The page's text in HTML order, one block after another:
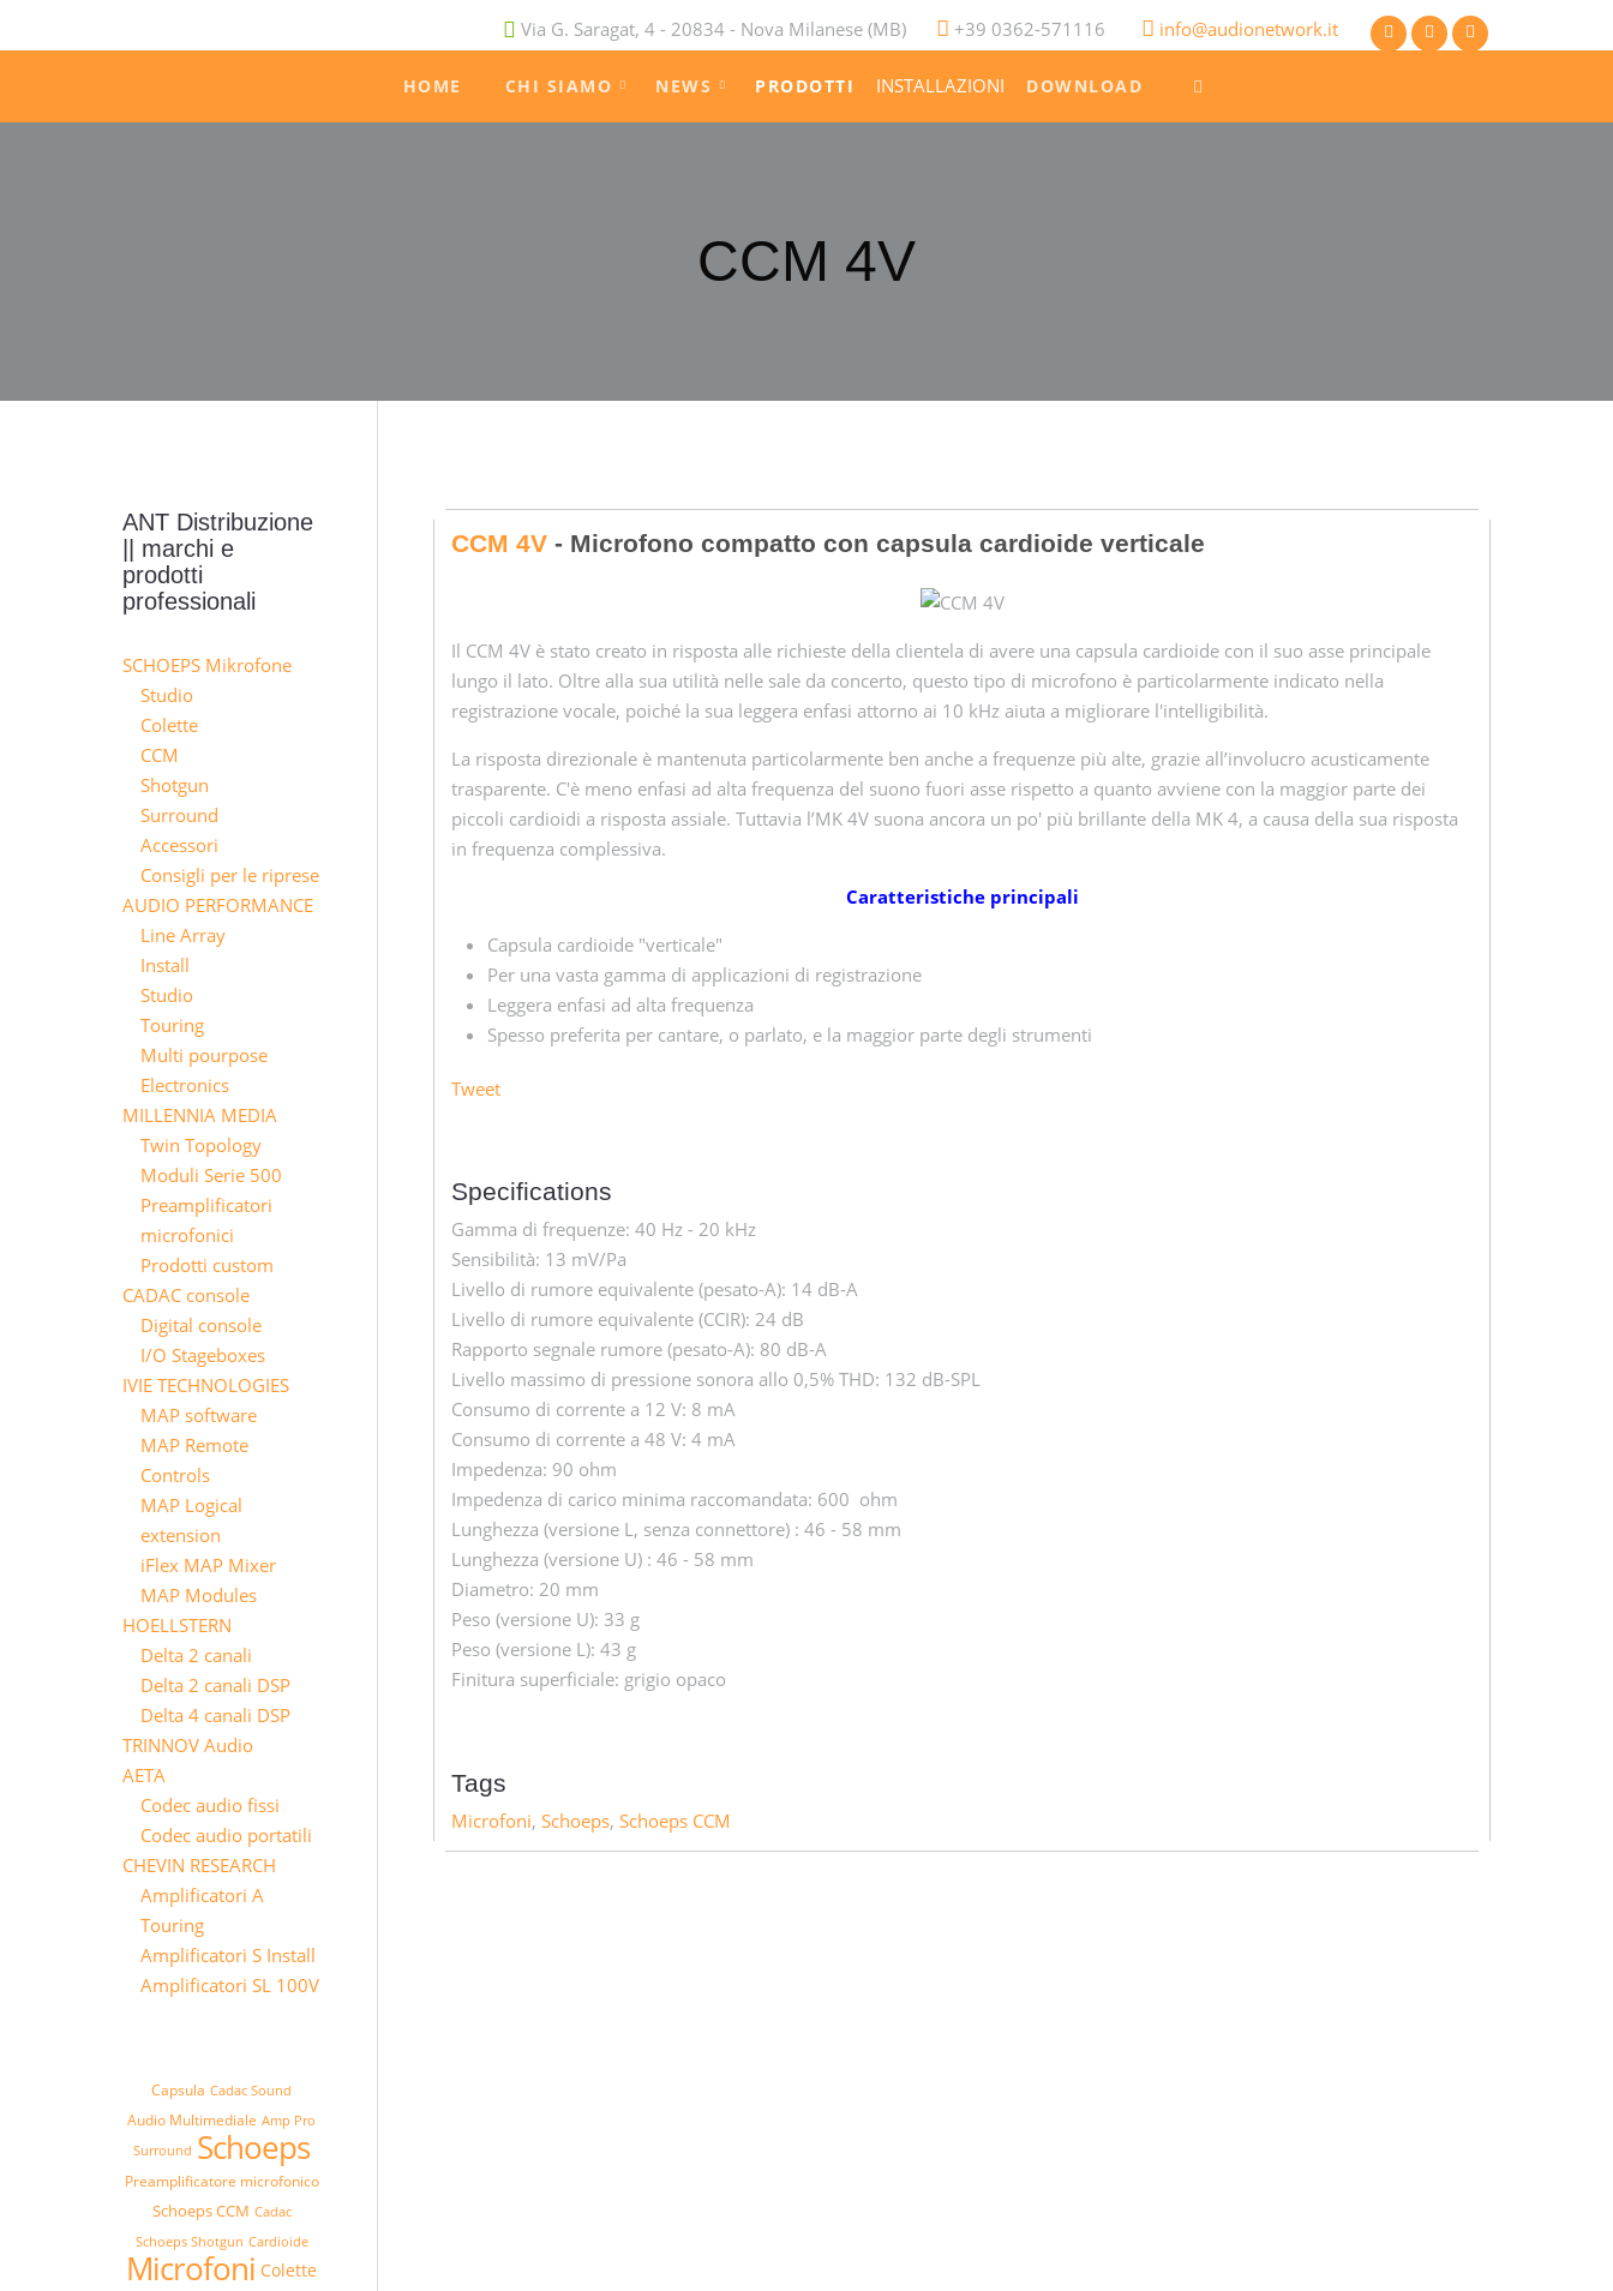
Via G. Saragat, 4 - 20834 - Nova Milanese (MB) +39 0362-571116 info@audionetwork.it
HOME CHI SIAMO NEWS PRODOTTI INSTALLAZIONI DOWNLOAD
CCM 4V
ANT Distribuzione
|| marchi e
prodotti
professionali
SCHOEPS Mikrofone
Studio
Colette
CCM
Shotgun
Surround
Accessori
Consigli per le riprese
AUDIO PERFORMANCE
Line Array
Install
Studio
Touring
Multi pourpose
Electronics
MILLENNIA MEDIA
Twin Topology
Moduli Serie 500
Preamplificatori
microfonici
Prodotti custom
CADAC console
Digital console
I/O Stageboxes
IVIE TECHNOLOGIES
MAP software
MAP Remote
Controls
MAP Logical
extension
iFlex MAP Mixer
MAP Modules
HOELLSTERN
Delta 2 canali
Delta 2 canali DSP
Delta 4 canali DSP
TRINNOV Audio
AETA
Codec audio fissi
Codec audio portatili
CHEVIN RESEARCH
Amplificatori A
Touring
Amplificatori S Install
Amplificatori SL 100V
Capsula Cadac Sound
Audio Multimediale Amp Pro
Surround Schoeps
Preamplificatore microfonico
Schoeps CCM Cadac
Schoeps Shotgun Cardioide
Microfoni Colette
CCM 4V - Microfono compatto con capsula cardioide verticale
Il CCM 4V è stato creato in risposta alle richieste della clientela di avere una capsula cardioide con il suo asse principale
lungo il lato. Oltre alla sua utilità nelle sale da concerto, questo tipo di microfono è particolarmente indicato nella
registrazione vocale, poiché la sua leggera enfasi attorno ai 10 kHz aiuta a migliorare l'intelligibilità.
La risposta direzionale è mantenuta particolarmente ben anche a frequenze più alte, grazie all’involucro acusticamente
trasparente. C'è meno enfasi ad alta frequenza del suono fuori asse rispetto a quanto avviene con la maggior parte dei
piccoli cardioidi a risposta assiale. Tuttavia l’MK 4V suona ancora un po' più brillante della MK 4, a causa della sua risposta
in frequenza complessiva.
Caratteristiche principali
Capsula cardioide "verticale"
Per una vasta gamma di applicazioni di registrazione
Leggera enfasi ad alta frequenza
Spesso preferita per cantare, o parlato, e la maggior parte degli strumenti
Tweet
Specifications
Gamma di frequenze: 40 Hz - 20 kHz
Sensibilità: 13 mV/Pa
Livello di rumore equivalente (pesato-A): 14 dB-A
Livello di rumore equivalente (CCIR): 24 dB
Rapporto segnale rumore (pesato-A): 80 dB-A
Livello massimo di pressione sonora allo 0,5% THD: 132 dB-SPL
Consumo di corrente a 12 V: 8 mA
Consumo di corrente a 48 V: 4 mA
Impedenza: 90 ohm
Impedenza di carico minima raccomandata: 600 ohm
Lunghezza (versione L, senza connettore) : 46 - 58 mm
Lunghezza (versione U) : 46 - 58 mm
Diametro: 20 mm
Peso (versione U): 33 g
Peso (versione L): 43 g
Finitura superficiale: grigio opaco
Tags
Microfoni, Schoeps, Schoeps CCM